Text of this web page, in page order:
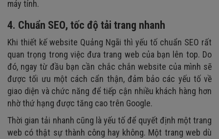
máy tính.
4. Chuẩn SEO, tốc độ tải trang nhanh
Khi thiết kế website Quảng Ngãi thì yếu tố chuẩn SEO rất
quan trọng trong việc đưa trang web của bạn lên top. Do
đó, ngay từ đầu bạn cần chắc chắn website của mình sẽ
được tối ưu một cách cẩn thận, đảm bảo các yếu tố về
giao diện và chức năng để tiếp cận nhiều khách hàng hơn
nhờ thứ hạng được tăng cao trên Google.
Thời gian tải nhanh cũng là yếu tố để quyết định một trang
web có thật sự thành công hay không. Một trang web dù